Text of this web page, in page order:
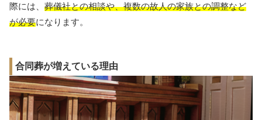
際には、 葬儀社との相談や、複数の故人の家族との調整など
が必要になります。
合同葬が増えている理由